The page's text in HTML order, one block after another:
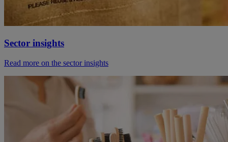
Sector insights
Read more on the sector insights